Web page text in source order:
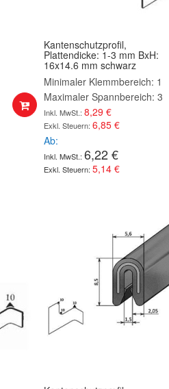
Kantenschutzprofil,
Plattendicke: 1-3 mm BxH:
16x14.6 mm schwarz
Minimaler Klemmbereich: 1
Maximaler Spannbereich: 3
8,29 €
6,85 €
Ab
6,22 €
5,14 €